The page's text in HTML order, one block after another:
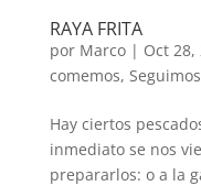
RAYA FRITA
por Marco| Oct 28,
comemos, Seguimos
Hay ciertos
inmediato se nos
prepararlos: o a la